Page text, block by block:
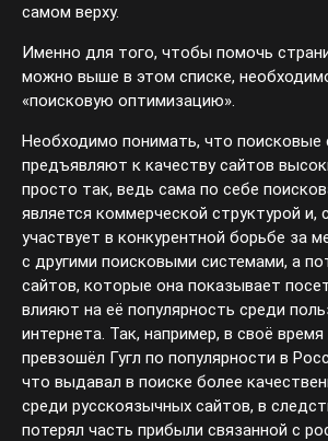
самом верху.
Именно для того, чтобы помочь
можно выше в этом списке,
«поисковую оптимизацию».
Необходимо понимать, что поисковые
предъявляют к качеству сайтов
просто так, ведь сама по себе
является коммерческой структурой и,
участвует в конкурентной борьбе за
с другими поисковыми системами, а
сайтов, которые она показывает
влияют на её популярность среди
интернета. Так, например, в своё
превзошёл Гугл по популярности в
что выдавал в поиске более
среди русскоязычных сайтов, в
потерял часть прибыли связанной с